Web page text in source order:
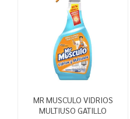
MR MUSCULO VIDRIOS
MULTIUSO GATILLO